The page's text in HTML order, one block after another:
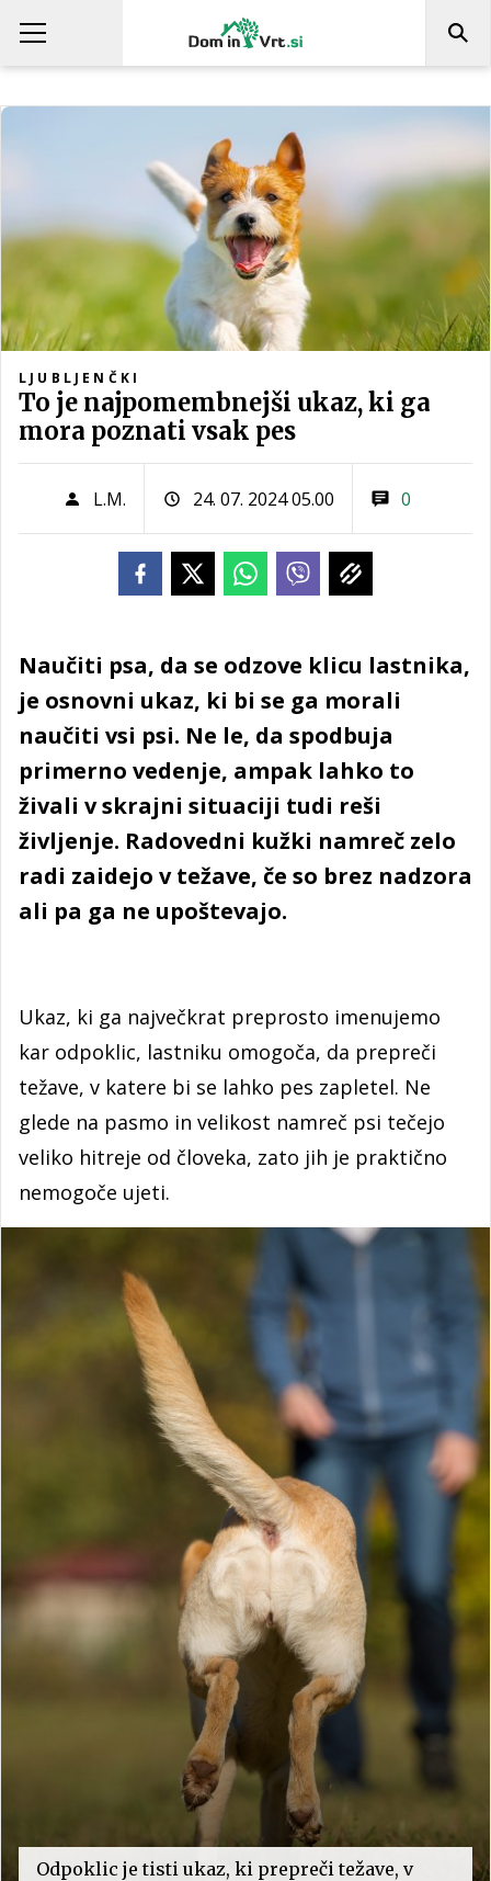
LJUBLJENČKI
To je najpomembnejši ukaz, ki ga
mora poznati vsak pes
L.M. 24. 07. 2024 05.00 0
Naučiti psa, da se odzove klicu lastnika,
je osnovni ukaz, ki bi se ga morali
naučiti vsi psi. Ne le, da spodbuja
primerno vedenje, ampak lahko to
živali v skrajni situaciji tudi reši
življenje. Radovedni kužki namreč zelo
radi zaidejo v težave, če so brez nadzora
ali pa ga ne upoštevajo.
Ukaz, ki ga največkrat preprosto imenujemo
kar odpoklic, lastniku omogoča, da prepreči
težave, v katere bi se lahko pes zapletel. Ne
glede na pasmo in velikost namreč psi tečejo
veliko hitreje od človeka, zato jih je praktično
nemogoče ujeti.
Odpoklic je tisti ukaz, ki prepreči težave, v